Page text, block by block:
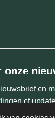
onze
en
of